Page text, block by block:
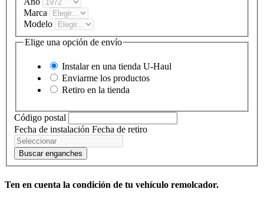
Marca
Modelo
Elige una opción de envío
Instalar en una tienda U-Haul
Enviarme los productos
Retiro en la tienda
Código postal
Fecha de instalación Fecha de retiro
Buscar enganches
Ten en cuenta la condición de tu vehículo remolcador.